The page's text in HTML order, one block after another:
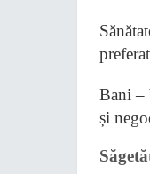
Bani –
și